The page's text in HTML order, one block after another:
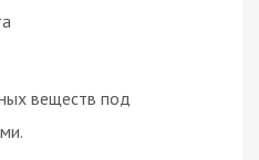
веществ под